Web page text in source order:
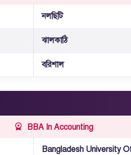
নলছিটি
ঝালকাঠি
বরিশাল
BBA In Accounting
Bangladesh University